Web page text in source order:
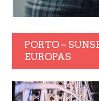
PORTO –
EUROPAS